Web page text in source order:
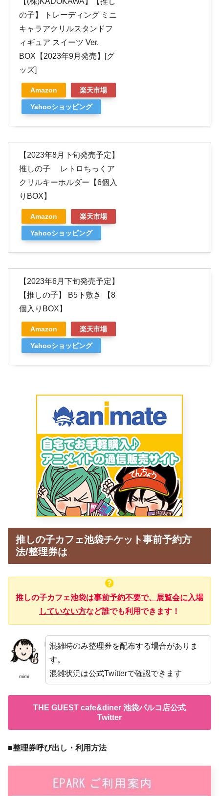
の子】 トレーディング ミニ
キャラアクリルスタンドフ
ィギュア スイーツ Ver.
BOX【2023年9月発売】[グ
ッズ]
Amazon 楽天市場
Yahooショッピング
【2023年8月下旬発売予定】
推しの子 レトロちっくア
クリルキーホルダー【6個入
りBOX】
Amazon 楽天市場
Yahooショッピング
【2023年6月下旬発売予定】
【推しの子】 B5下敷き 【8
個入りBOX】
Amazon 楽天市場
Yahooショッピング
推しの子カフェ池袋チケット事前予約方
法/整理券は
推しの子カフェ池袋は事前予約不要で、展覧会に入場
していない方など誰でも利用できます！
mimi
混雑時のみ整理券を配布する場合がありま
す。
混雑状況は公式Twitterで確認できます
THE GUEST cafe&diner 池袋パルコ店公式
Twitter
■整理券呼び出し・利用方法